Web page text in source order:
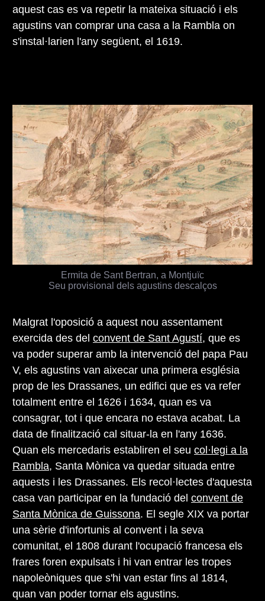
aquest cas es va repetir la mateixa situació i els
agustins van comprar una casa a la Rambla on
s'instal·larien l'any següent, el 1619.
Ermita de Sant Bertran, a Montjuïc
Seu provisional dels agustins descalços
Malgrat l'oposició a aquest nou assentament
exercida des del convent de Sant Agustí, que es
va poder superar amb la intervenció del papa Pau
V, els agustins van aixecar una primera església
prop de les Drassanes, un edifici que es va refer
totalment entre el 1626 i 1634, quan es va
consagrar, tot i que encara no estava acabat. La
data de finalització cal situar-la en l'any 1636.
Quan els mercedaris establiren el seu col·legi a la
Rambla, Santa Mònica va quedar situada entre
aquests i les Drassanes. Els recol·lectes d'aquesta
casa van participar en la fundació del convent de
Santa Mònica de Guissona. El segle XIX va portar
una sèrie d'infortunis al convent i la seva
comunitat, el 1808 durant l'ocupació francesa els
frares foren expulsats i hi van entrar les tropes
napoleòniques que s'hi van estar fins al 1814,
quan van poder tornar els agustins.